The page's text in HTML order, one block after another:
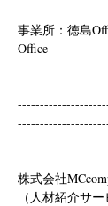
事業所：徳島
Office
株式会社
（人材紹介サ